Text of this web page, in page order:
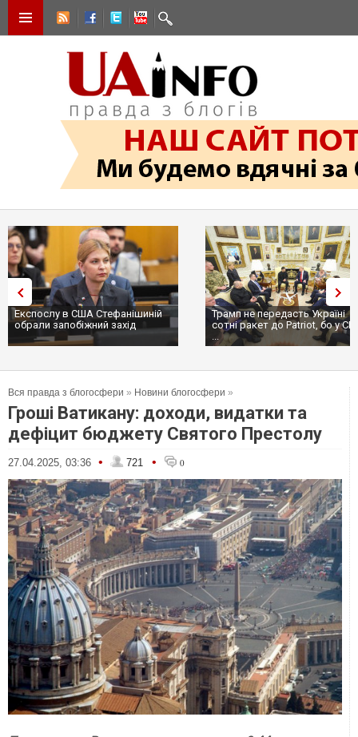
Експослу в США Стефанішиній
обрали запобіжний захід
Трамп не передасть Україні
сотні ракет до Patriot, бо у США
...
Вся правда з блогосфери » Новини блогосфери »
Гроші Ватикану: доходи, видатки та
дефіцит бюджету Святого Престолу
27.04.2025, 03:36 • 721 • 0